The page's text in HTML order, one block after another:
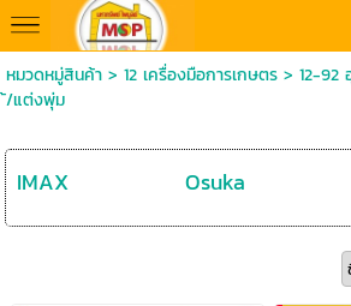
หมวดหมู่สินค้า> 12 เครื่องมือการเกษตร> 12-92
้/แต่งพุ่ม
IMAX Osuka